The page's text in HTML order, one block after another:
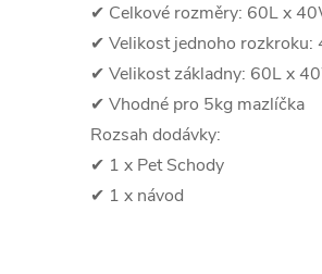
✔ Celkové rozměry: 60L x
✔ Velikost jednoho
✔ Velikost základny: 60L x
✔ Vhodné pro 5kg mazlíčka
Rozsah dodávky:
✔ 1 x Pet Schody
✔ 1 x návod